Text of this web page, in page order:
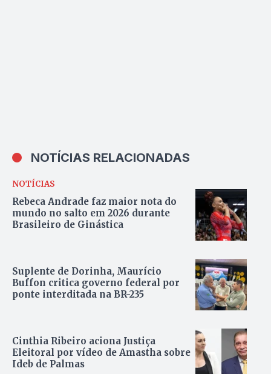
NOTÍCIAS RELACIONADAS
NOTÍCIAS
Rebeca Andrade faz maior nota do
mundo no salto em 2026 durante
Brasileiro de Ginástica
Suplente de Dorinha, Maurício
Buffon critica governo federal por
ponte interditada na BR-235
Cinthia Ribeiro aciona Justiça
Eleitoral por vídeo de Amastha sobre
Ideb de Palmas